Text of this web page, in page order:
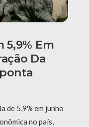
5,9% Em
Da
de 5,9% em junho
no país,